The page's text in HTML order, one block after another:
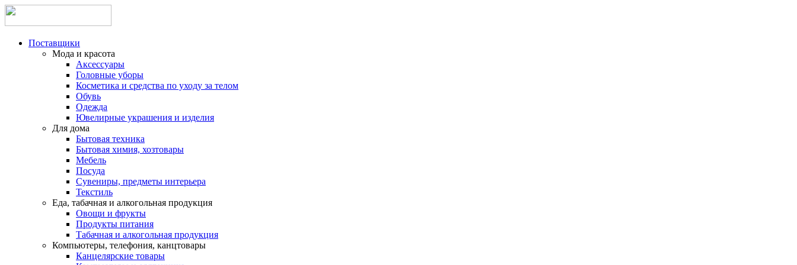
Поставщики
Мода и красота
Аксессуары
Головные уборы
Косметика и средства по уходу за телом
Обувь
Одежда
Ювелирные украшения и изделия
Для дома
Бытовая техника
Бытовая химия, хозтовары
Мебель
Посуда
Сувениры, предметы интерьера
Текстиль
Еда, табачная и алкогольная продукция
Овощи и фрукты
Продукты питания
Табачная и алкогольная продукция
Компьютеры, телефония, канцтовары
Канцелярские товары